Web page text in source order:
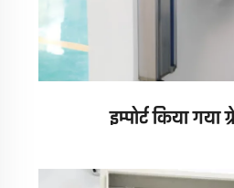
इम्पोर्ट किया गया